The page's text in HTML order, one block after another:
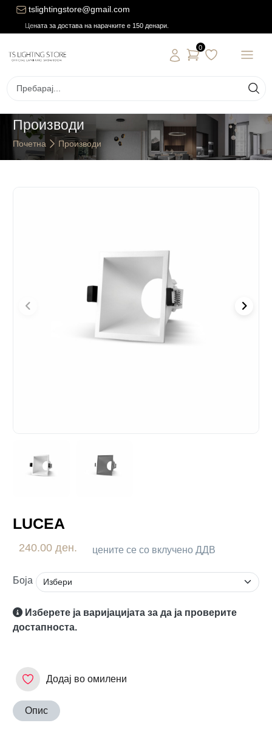
tslightingstore@gmail.com
Цената за достава на нарачките е 150 денари.
0
Производи
Почетна Производи
LUCEA
240.00 ден. цените се со вклучено ДДВ
Боја
Изберете ја варијацијата за да ја проверите
достапноста.
Додај во омилени
Опис